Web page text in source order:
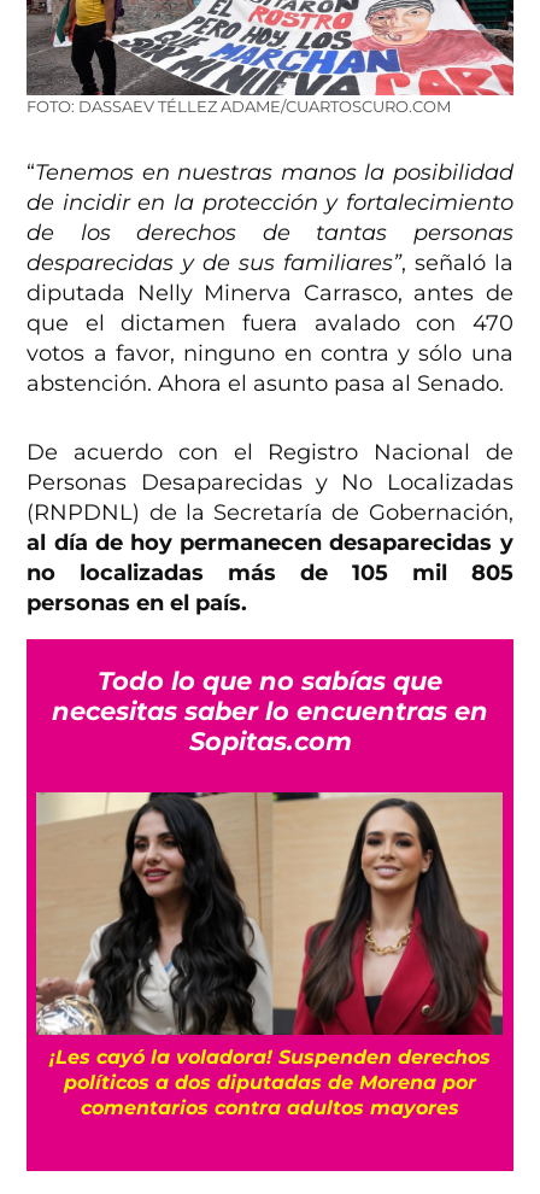
FOTO: DASSAEV TÉLLEZ ADAME/CUARTOSCURO.COM
“Tenemos en nuestras manos la posibilidad
de incidir en la protección y fortalecimiento
de los derechos de tantas personas
desparecidas y de sus familiares”, señaló la
diputada Nelly Minerva Carrasco, antes de
que el dictamen fuera avalado con 470
votos a favor, ninguno en contra y sólo una
abstención. Ahora el asunto pasa al Senado.
De acuerdo con el Registro Nacional de
Personas Desaparecidas y No Localizadas
(RNPDNL) de la Secretaría de Gobernación,
al día de hoy permanecen desaparecidas y
no localizadas más de 105 mil 805
personas en el país.
Todo lo que no sabías que
necesitas saber lo encuentras en
Sopitas.com
¡Les cayó la voladora! Suspenden derechos
políticos a dos diputadas de Morena por
comentarios contra adultos mayores